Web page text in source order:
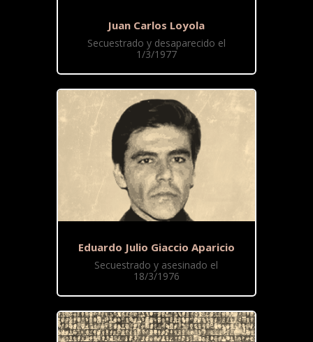
Juan Carlos Loyola
Secuestrado y desaparecido el
1/3/1977
Eduardo Julio Giaccio Aparicio
Secuestrado y asesinado el
18/3/1976